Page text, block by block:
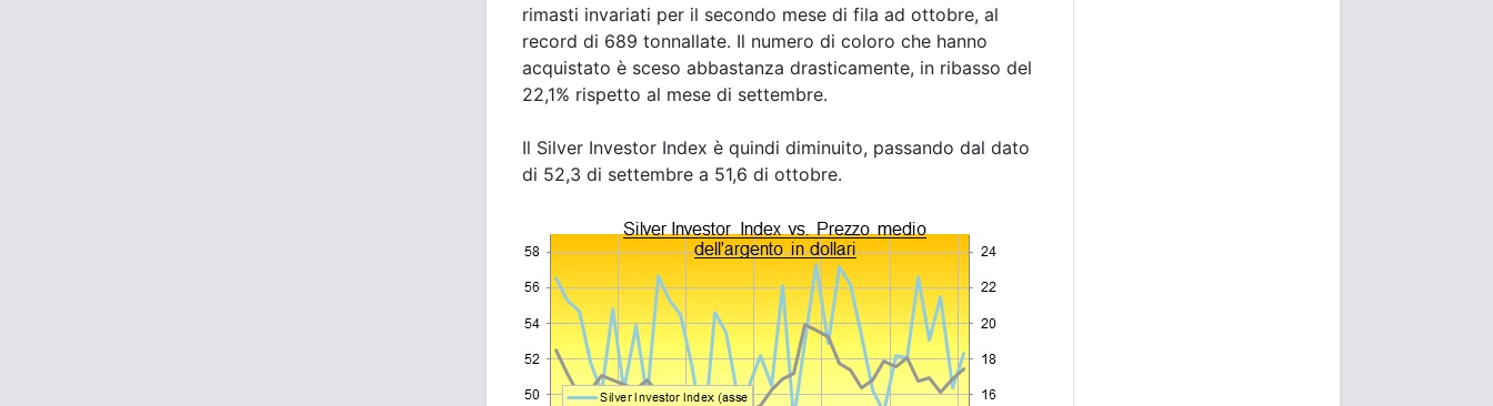
rimasti invariati per il secondo mese di fila ad ottobre, al
record di 689 tonnallate. Il numero di coloro che hanno
acquistato è sceso abbastanza drasticamente, in ribasso del
22,1% rispetto al mese di settembre.
Il Silver Investor Index è quindi diminuito, passando dal dato
di 52,3 di settembre a 51,6 di ottobre.